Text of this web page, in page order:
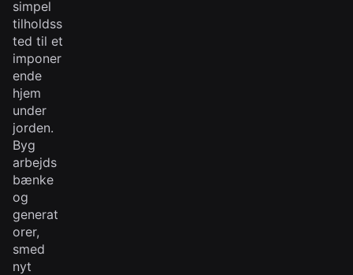
simpel
tilholdss
ted til et
imponer
ende
hjem
under
jorden.
Byg
arbejds
bænke
og
generat
orer,
smed
nyt